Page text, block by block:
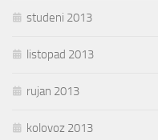
studeni 2013
listopad 2013
rujan 2013
kolovoz 2013